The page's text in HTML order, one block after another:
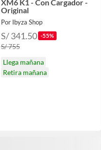
XM6 K1 - Con Cargador -
Original
Por Ibyza Shop
S/ 341.50 -55%
S/ 755
Llega mañana
Retira mañana